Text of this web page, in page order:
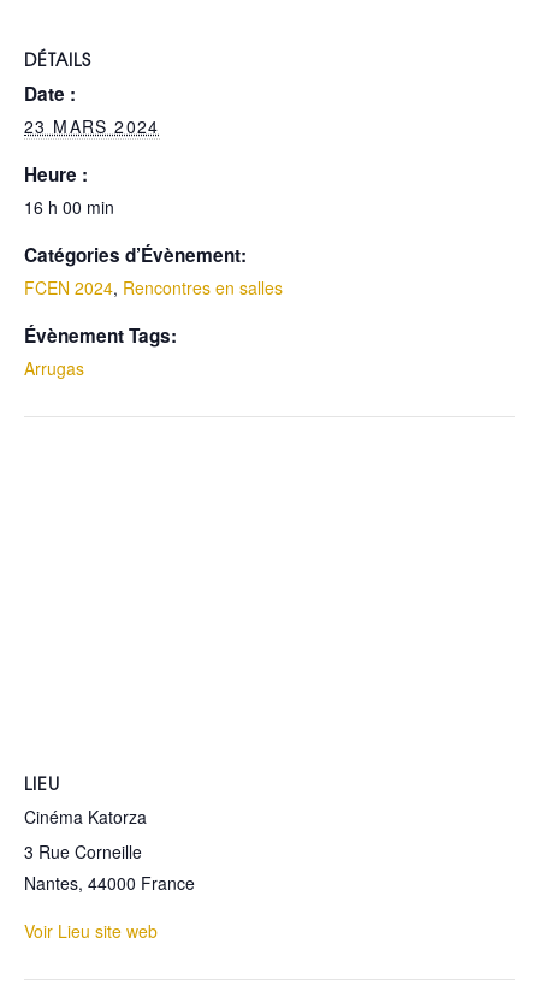
DÉTAILS
Date :
23 MARS 2024
Heure :
16 h 00 min
Catégories d’Évènement:
FCEN 2024, Rencontres en salles
Évènement Tags:
Arrugas
LIEU
Cinéma Katorza
3 Rue Corneille
Nantes, 44000 France
Voir Lieu site web